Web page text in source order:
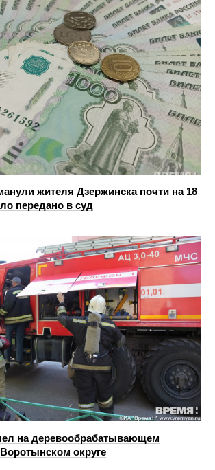
жителя Дзержинска почти на 18
передано в суд
на деревообрабатывающем
округе